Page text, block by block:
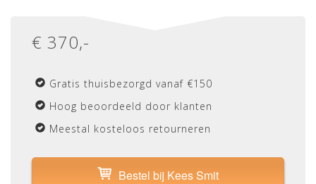
€ 370,-
Gratis thuisbezorgd vanaf €150
Hoog beoordeeld door klanten
Meestal kosteloos retourneren
Bestel bij Kees Smit